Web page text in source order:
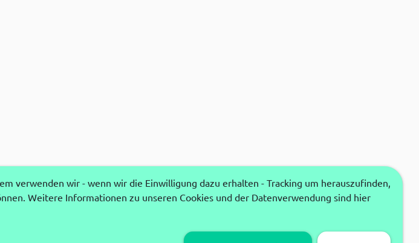
verwenden wir - wenn wir die Einwilligung dazu erhalten - Tracking um herauszufinden,
Weitere Informationen zu unseren Cookies und der Datenverwendung sind hier